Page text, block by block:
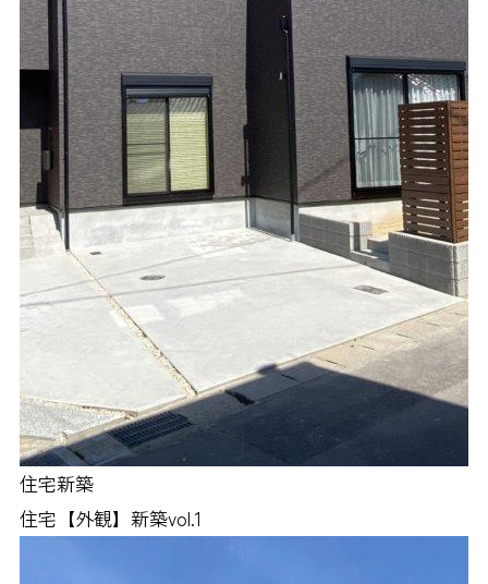
住宅新築
住宅【外観】新築vol.1